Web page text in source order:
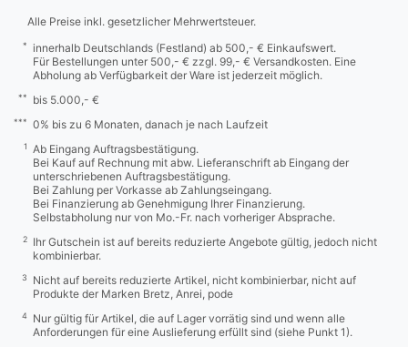
Alle Preise inkl. gesetzlicher Mehrwertsteuer.
*
innerhalb Deutschlands (Festland) ab 500,- € Einkaufswert.
Für Bestellungen unter 500,- € zzgl. 99,- € Versandkosten. Eine
Abholung ab Verfügbarkeit der Ware ist jederzeit möglich.
** bis 5.000,- €
*** 0% bis zu 6 Monaten, danach je nach Laufzeit
1
Ab Eingang Auftragsbestätigung.
Bei Kauf auf Rechnung mit abw. Lieferanschrift ab Eingang der
unterschriebenen Auftragsbestätigung.
Bei Zahlung per Vorkasse ab Zahlungseingang.
Bei Finanzierung ab Genehmigung Ihrer Finanzierung.
Selbstabholung nur von Mo.-Fr. nach vorheriger Absprache.
2
Ihr Gutschein ist auf bereits reduzierte Angebote gültig, jedoch nicht
kombinierbar.
3
Nicht auf bereits reduzierte Artikel, nicht kombinierbar, nicht auf
Produkte der Marken Bretz, Anrei, pode
4
Nur gültig für Artikel, die auf Lager vorrätig sind und wenn alle
Anforderungen für eine Auslieferung erfüllt sind (siehe Punkt 1).